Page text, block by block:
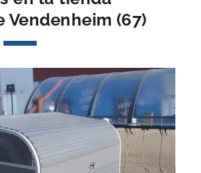
(67)